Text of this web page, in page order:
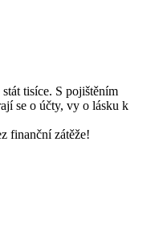
tisíce. S pojištěním
se o účty, vy o lásku k
finanční zátěže!